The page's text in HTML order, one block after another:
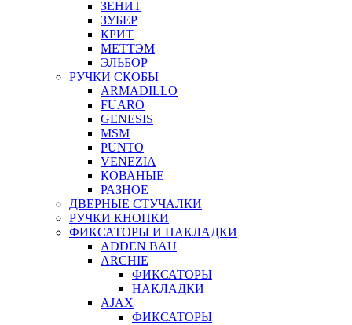
ЗЕНИТ
ЗУБЕР
КРИТ
МЕТТЭМ
ЭЛЬБОР
РУЧКИ СКОБЫ
ARMADILLO
FUARO
GENESIS
MSM
PUNTO
VENEZIA
КОВАНЫЕ
РАЗНОЕ
ДВЕРНЫЕ СТУЧАЛКИ
РУЧКИ КНОПКИ
ФИКСАТОРЫ И НАКЛАДКИ
ADDEN BAU
ARCHIE
ФИКСАТОРЫ
НАКЛАДКИ
AJAX
ФИКСАТОРЫ